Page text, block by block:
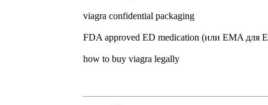
viagra confidential packaging
FDA approved ED medication (или EMA для
how to buy viagra legally